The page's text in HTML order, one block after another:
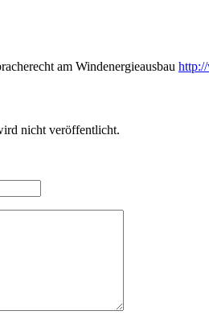
am Windenergieausbau
nicht veröffentlicht.